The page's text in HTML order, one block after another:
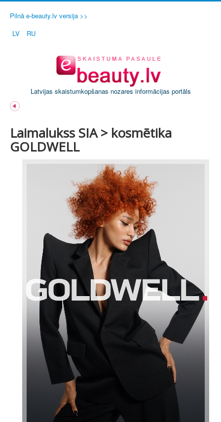
Pilnā e-beauty.lv versija >>
LV
RU
Latvijas skaistumkopšanas nozares informācijas portāls
Laimalukss SIA > kosmētika
GOLDWELL